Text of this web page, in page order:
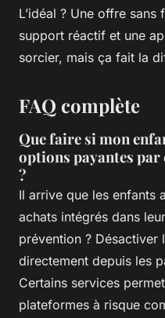
L’idéal ? Une offre
support réactif et une
sorcier, mais ça fait la
FAQ complète
Que faire si mon
options payantes par
?
Il arrive que les enfants
achats intégrés dans
prévention ? Désactiver
directement depuis les
Certains services
plateformes à risque